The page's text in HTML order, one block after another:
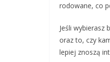
rodowane, co
Jeśli wybierasz
oraz to, czy
lepiej znoszą